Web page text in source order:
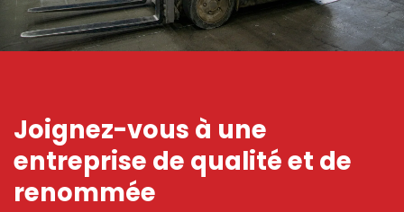
Joignez-vous à une
entreprise de qualité et de
renommée